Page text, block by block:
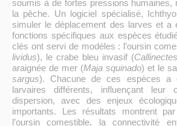
soumis à de fortes pressions humaines,
la pêche. Un logiciel spécialisé,
simuler le déplacement des larves et a
fonctions spécifiques aux espèces
clés ont servi de modèles : l’oursin
lividus), le crabe bleu invasif (
araignée de mer (Maja squinado) et le
sargus). Chacune de ces espèces a
larvaires différents, influençant leur
dispersion, avec des enjeux
importants. Les résultats montrent
l’oursin comestible, la connectivité